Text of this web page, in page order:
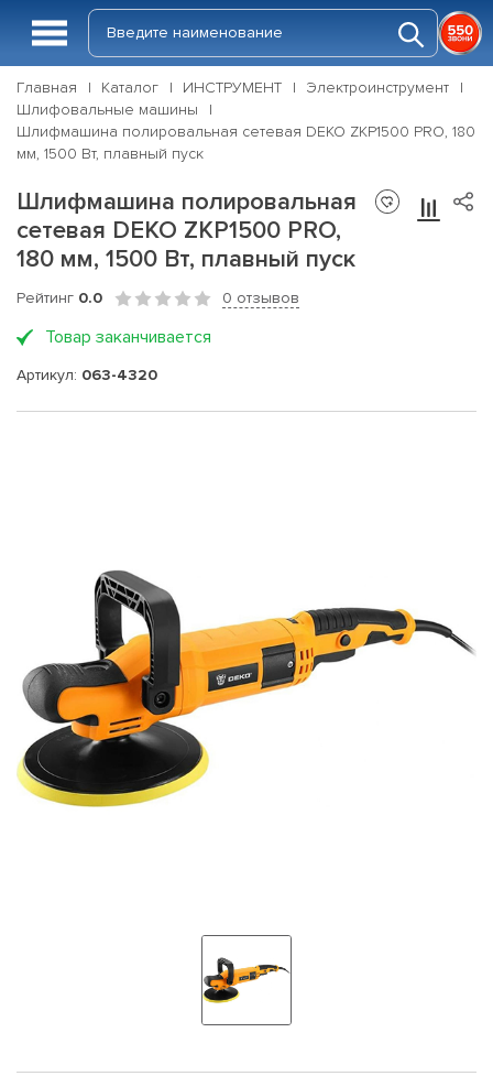
Главная Каталог ИНСТРУМЕНТ
Электроинструмент
Шлифовальные машины
Шлифмашина полировальная сетевая DEKO ZKP1500 PRO, 180
мм, 1500 Вт, плавный пуск
Шлифмашина полировальная
сетевая DEKO ZKP1500 PRO,
180 мм, 1500 Вт, плавный пуск
Рейтинг 0.0 0 отзывов
Товар заканчивается
Артикул: 063-4320